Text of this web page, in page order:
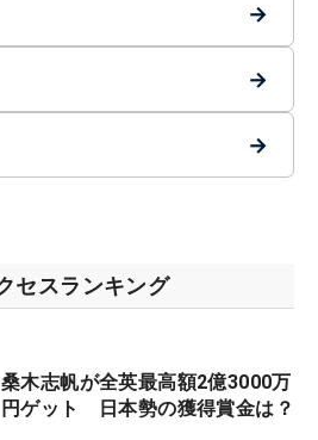
→
→
→
セスランキング
桑木志帆が全英最高額2億3000万
円ゲット 日本勢の獲得賞金は？